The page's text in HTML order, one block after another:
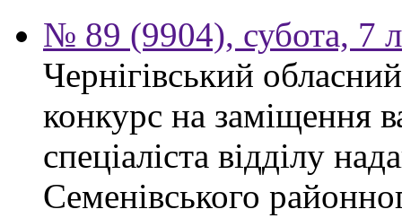
№ 89 (9904), субота, 7
Чернігівський
конкурс на заміщення
спеціаліста відділу
Семенівського